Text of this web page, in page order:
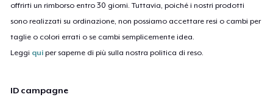
offrirti un rimborso entro 30 giorni. Tuttavia, poiché i nostri prodotti
sono realizzati su ordinazione, non possiamo accettare resi o cambi per
taglie o colori errati o se cambi semplicemente idea.
Leggi qui per saperne di più sulla nostra politica di reso.
ID campagne